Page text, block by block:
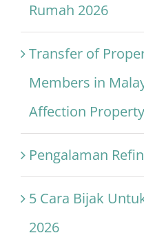
Rumah 2026
Transfer of
Members in
Affection
Pengalaman
5 Cara Bijak
2026